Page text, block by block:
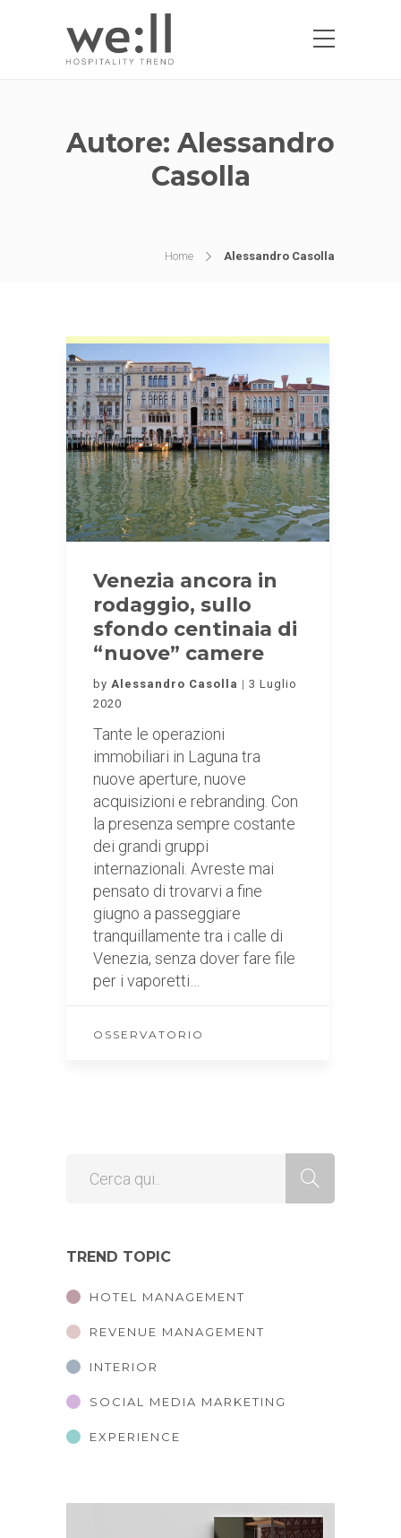
Autore: Alessandro
Casolla
Home Alessandro Casolla
Venezia ancora in
rodaggio, sullo
sfondo centinaia di
“nuove” camere
by Alessandro Casolla
3 Luglio
2020
Tante le operazioni
immobiliari in Laguna tra
nuove aperture, nuove
acquisizioni e rebranding. Con
la presenza sempre costante
dei grandi gruppi
internazionali. Avreste mai
pensato di trovarvi a fine
giugno a passeggiare
tranquillamente tra i calle di
Venezia, senza dover fare file
per i vaporetti…
OSSERVATORIO
TREND TOPIC
HOTEL MANAGEMENT
REVENUE MANAGEMENT
INTERIOR
SOCIAL MEDIA MARKETING
EXPERIENCE